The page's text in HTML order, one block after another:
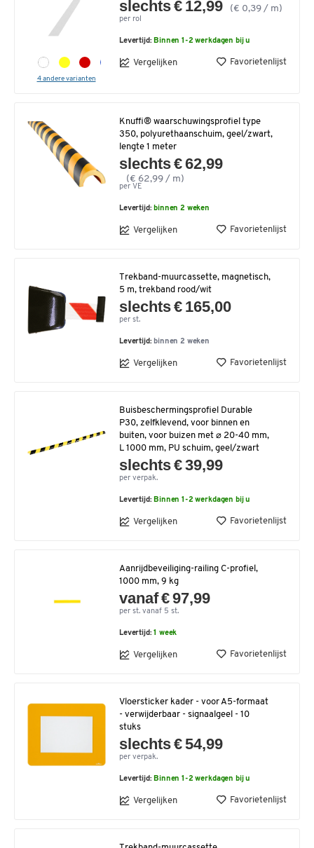
4 andere varianten
slechts € 12,99 (€ 0,39 / m)
per rol
Levertijd:Binnen 1-2 werkdagen bij u
Vergelijken Favorietenlijst
Knuffi® waarschuwingsprofiel type
350, polyurethaanschuim, geel/zwart,
lengte 1 meter
slechts € 62,99
(€ 62,99 / m)
per VE
Levertijd:binnen 2 weken
Vergelijken Favorietenlijst
Trekband-muurcassette, magnetisch,
5 m, trekband rood/wit
slechts € 165,00
per st.
Levertijd:binnen 2 weken
Vergelijken Favorietenlijst
Buisbeschermingsprofiel Durable
P30, zelfklevend, voor binnen en
buiten, voor buizen met ⌀ 20-40 mm,
L 1000 mm, PU schuim, geel/zwart
slechts € 39,99
per verpak.
Levertijd:Binnen 1-2 werkdagen bij u
Vergelijken Favorietenlijst
Aanrijdbeveiliging-railing C-profiel,
1000 mm, 9 kg
vanaf € 97,99
per st. vanaf 5 st.
Levertijd:1 week
Vergelijken Favorietenlijst
Vloersticker kader - voor A5-formaat
- verwijderbaar - signaalgeel - 10
stuks
slechts € 54,99
per verpak.
Levertijd:Binnen 1-2 werkdagen bij u
Vergelijken Favorietenlijst